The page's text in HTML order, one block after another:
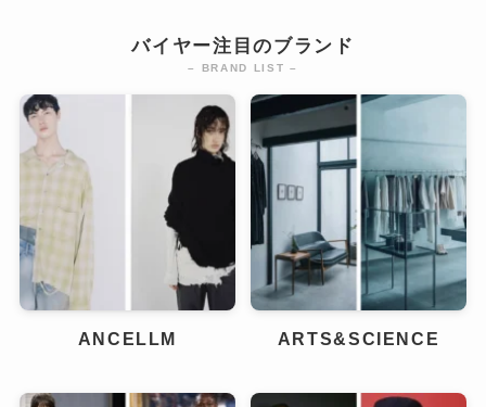
バイヤー注目のブランド
– BRAND LIST –
ANCELLM ARTS&SCIENCE